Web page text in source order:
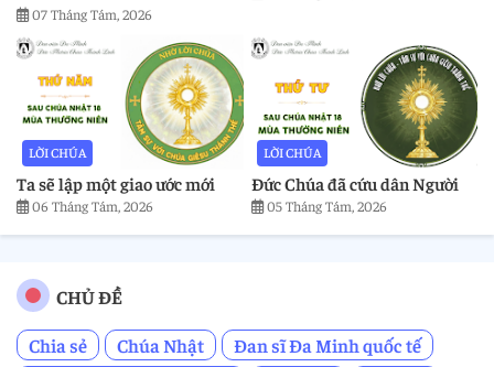
07 Tháng Tám, 2026
LỜI CHÚA
Ta sẽ lập một giao ước mới
06 Tháng Tám, 2026
LỜI CHÚA
Đức Chúa đã cứu dân Người
05 Tháng Tám, 2026
CHỦ ĐỀ
Chia sẻ
Chúa Nhật
Đan sĩ Đa Minh quốc tế